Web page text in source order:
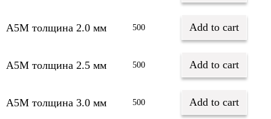
А5М толщина 2.0 мм 500 Add to cart
А5М толщина 2.5 мм 500 Add to cart
А5М толщина 3.0 мм 500 Add to cart